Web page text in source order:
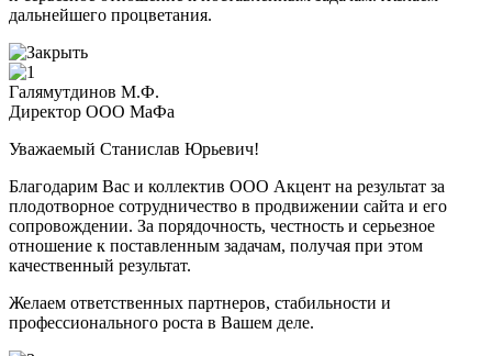
дальнейшего процветания.
Галямутдинов М.Ф.
Директор ООО МаФа
Уважаемый Станислав Юрьевич!
Благодарим Вас и коллектив ООО Акцент на результат за
плодотворное сотрудничество в продвижении сайта и его
сопровождении. За порядочность, честность и серьезное
отношение к поставленным задачам, получая при этом
качественный результат.
Желаем ответственных партнеров, стабильности и
профессионального роста в Вашем деле.